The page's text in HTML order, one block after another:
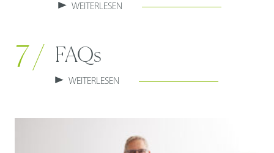
WEITERLESEN
7 / FAQs
WEITERLESEN